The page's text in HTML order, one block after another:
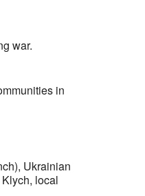
war.
in
Ukrainian
local